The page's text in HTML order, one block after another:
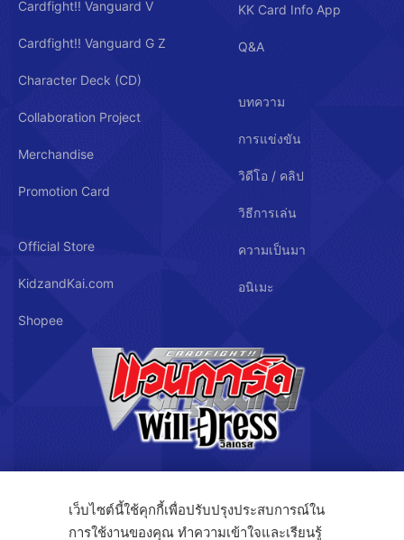
Cardfight!! Vanguard V
Cardfight!! Vanguard G Z
Character Deck (CD)
Collaboration Project
Merchandise
Promotion Card
Official Store
KidzandKai.com
Shopee
KK Card Info App
Q&A
บทความ
การแข่งขัน
วิดีโอ / คลิป
วิธีการเล่น
ความเป็นมา
อนิเมะ
บริษัท คิดซ์ แอนด์ คิทซ์ จำกัด
เว็บไซต์นี้ใช้คุกกี้เพื่อปรับปรุงประสบการณ์ใน
การใช้งานของคุณ ทำความเข้าใจและเรียนรู้